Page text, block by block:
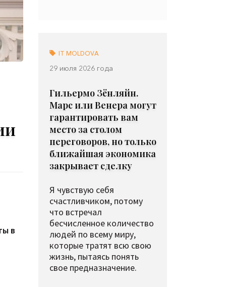
в
IT MOLDOVA
29 июля 2026 года
Гильермо Зёнляйн.
Марс или Венера могут
гарантировать вам
место за столом
переговоров, но только
ближайшая экономика
закрывает сделку
Я чувствую себя
счастливчиком, потому
что встречал
бесчисленное количество
людей по всему миру,
которые тратят всю свою
жизнь, пытаясь понять
свое предназначение.